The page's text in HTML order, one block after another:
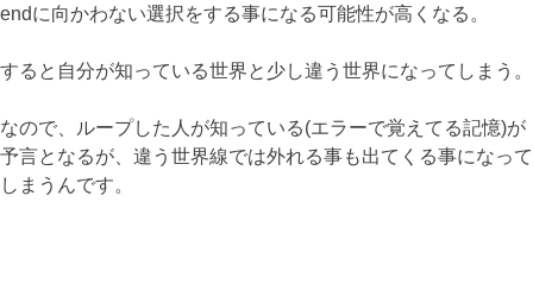
endに向かわない選択をする事になる可能性が高くなる。
すると自分が知っている世界と少し違う世界になってしまう。
なので、ループした人が知っている(エラーで覚えてる記憶)が
予言となるが、違う世界線では外れる事も出てくる事になって
しまうんです。